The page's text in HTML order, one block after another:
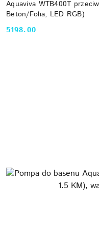
Aquaviva WTB400T
Beton/Folia, LED RGB)
Cena:
5198.00